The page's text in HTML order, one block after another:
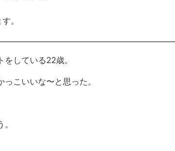
。
している22歳。
こいいな〜と思った。